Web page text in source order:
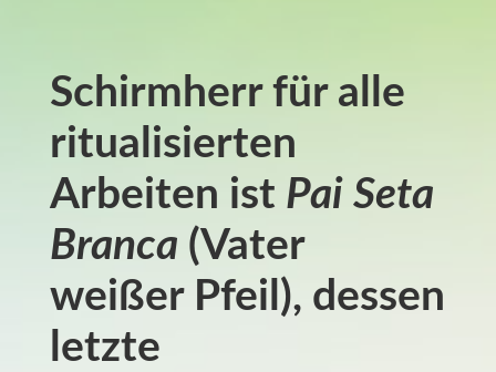
Schirmherr für alle
ritualisierten
Arbeiten ist Pai Seta
Branca (Vater
weißer Pfeil), dessen
letzte